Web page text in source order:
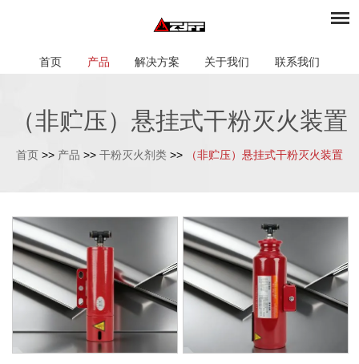
首页 产品 解决方案 关于我们 联系我们
（非贮压）悬挂式干粉灭火装置
首页 >> 产品 >> 干粉灭火剂类 >> （非贮压）悬挂式干粉灭火装置